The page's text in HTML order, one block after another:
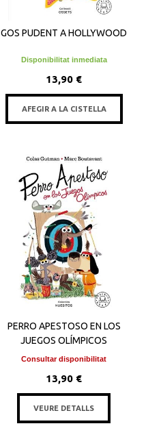
GOS PUDENT A HOLLYWOOD
Disponibilitat inmediata
13,90 €
AFEGIR A LA CISTELLA
PERRO APESTOSO EN LOS
JUEGOS OLÍMPICOS
Consultar disponibilitat
13,90 €
VEURE DETALLS